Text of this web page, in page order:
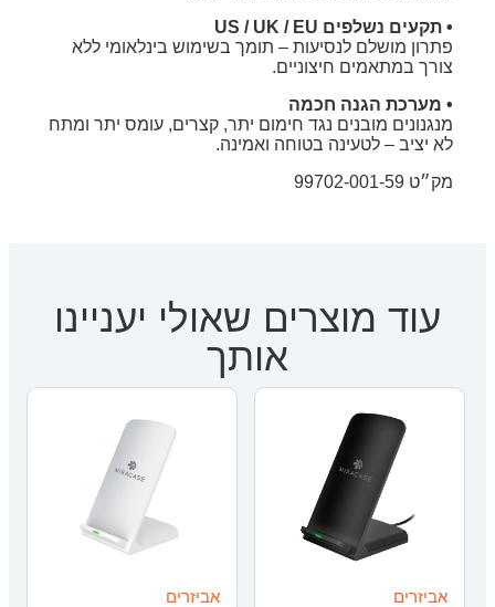
• תקעים נשלפים US / UK / EU
פתרון מושלם לנסיעות – תומך בשימוש בינלאומי ללא
צורך במתאמים חיצוניים.
• מערכת הגנה חכמה
מנגנונים מובנים נגד חימום יתר, קצרים, עומס יתר ומתח
לא יציב – לטעינה בטוחה ואמינה.
מק״ט 99702-001-59
עוד מוצרים שאולי יעניינו
אותך
אביזרים
אביזרים